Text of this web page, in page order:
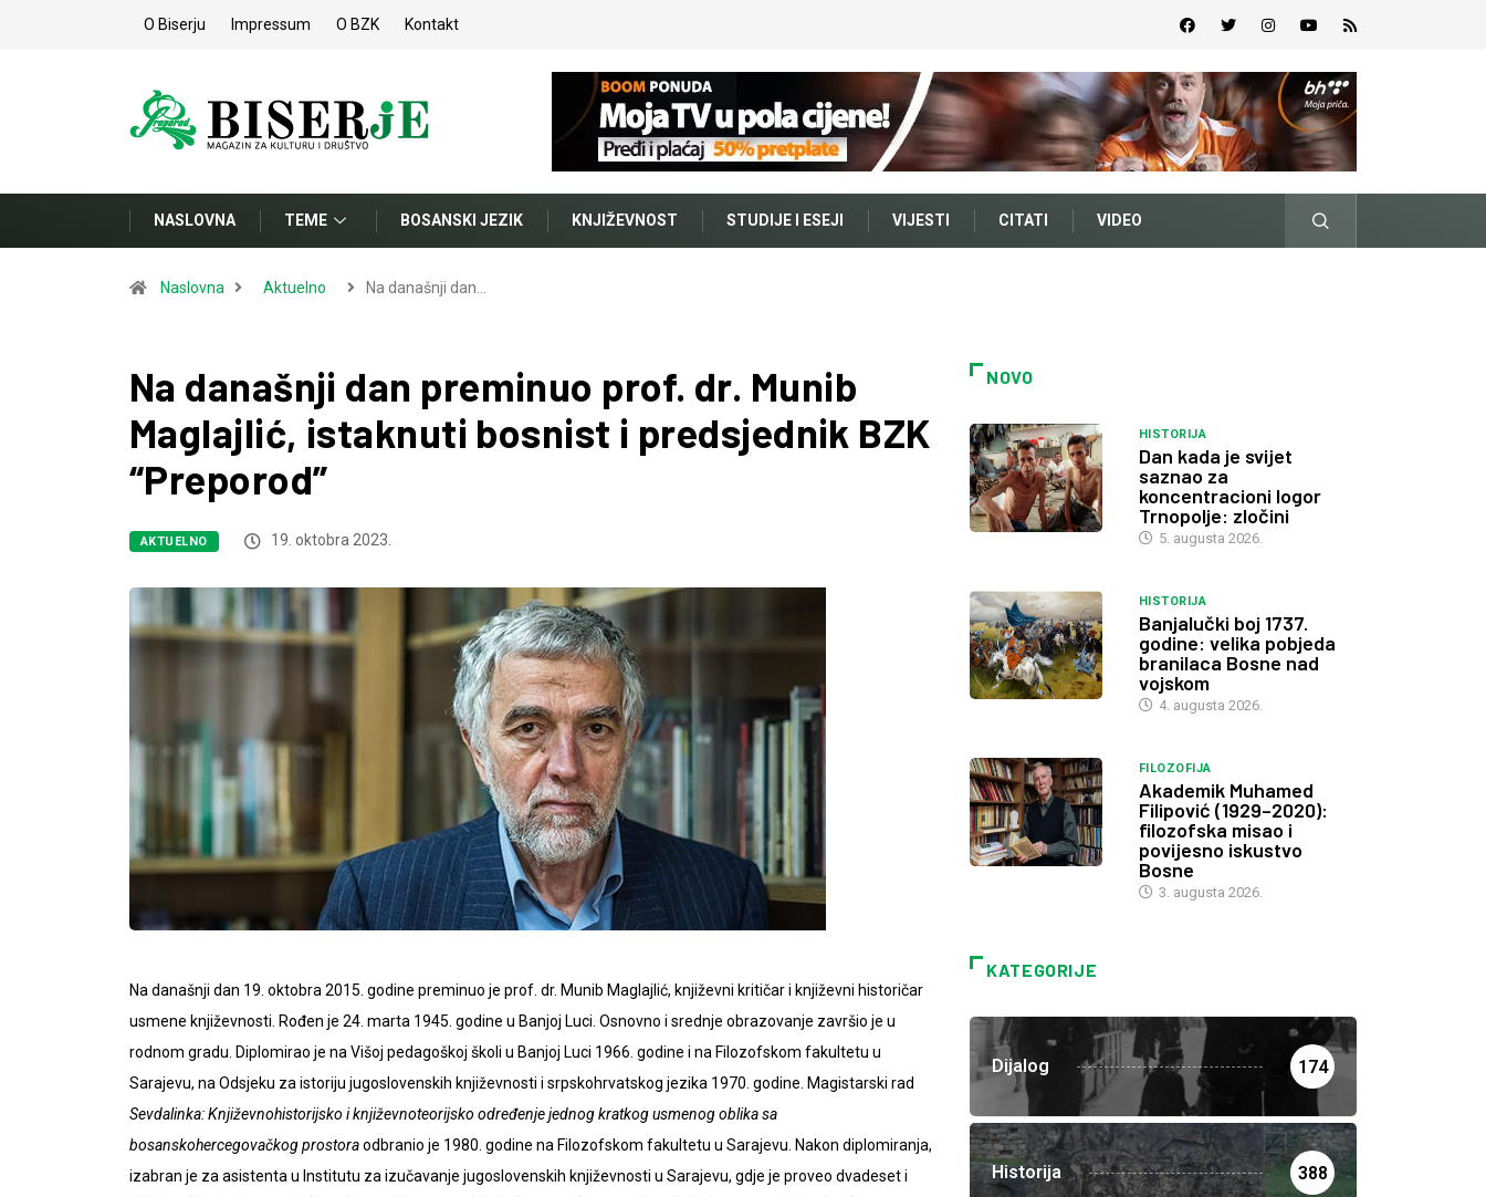
O Biserju Impressum O BZK Kontakt
NASLOVNA TEME BOSANSKI JEZIK KNJIŽEVNOST STUDIJE I ESEJI VIJESTI CITATI VIDEO
Naslovna Aktuelno Na današnji dan…
Na današnji dan preminuo prof. dr. Munib
Maglajlić, istaknuti bosnist i predsjednik BZK
“Preporod”
AKTUELNO 19. oktobra 2023.
Na današnji dan 19. oktobra 2015. godine preminuo je prof. dr. Munib Maglajlić, književni kritičar i književni historičar
usmene književnosti. Rođen je 24. marta 1945. godine u Banjoj Luci. Osnovno i srednje obrazovanje završio je u
rodnom gradu. Diplomirao je na Višoj pedagoškoj školi u Banjoj Luci 1966. godine i na Filozofskom fakultetu u
Sarajevu, na Odsjeku za istoriju jugoslovenskih književnosti i srpskohrvatskog jezika 1970. godine. Magistarski rad
Sevdalinka:Književnohistorijsko i književnoteorijsko određenje jednog kratkog usmenog oblika sa
bosanskohercegovačkog prostoraodbranio je 1980. godine na Filozofskom fakultetu u Sarajevu. Nakon diplomiranja,
izabran je za asistenta u Institutu za izučavanje jugoslovenskih književnosti u Sarajevu, gdje je proveo dvadeset i
NOVO
HISTORIJA
Dan kada je svijet
saznao za
koncentracioni logor
Trnopolje: zločini
5. augusta 2026.
HISTORIJA
Banjalučki boj 1737.
godine: velika pobjeda
branilaca Bosne nad
vojskom
4. augusta 2026.
FILOZOFIJA
Akademik Muhamed
Filipović (1929–2020):
filozofska misao i
povijesno iskustvo
Bosne
3. augusta 2026.
KATEGORIJE
Dijalog 174
Historija 388